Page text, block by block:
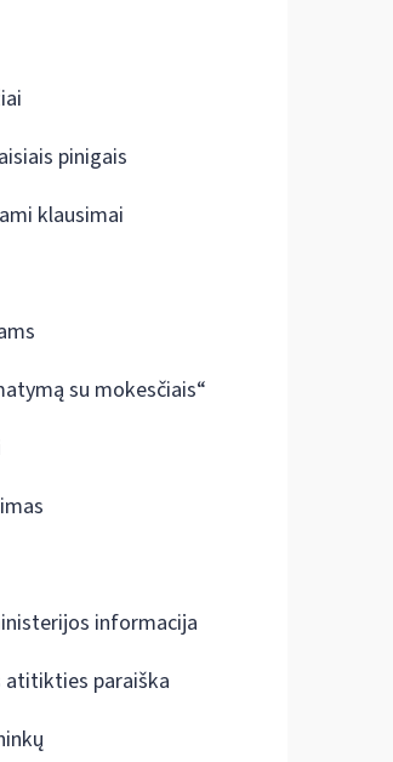
pinigais
klausimai
su mokesčiais“
informacija
paraiška